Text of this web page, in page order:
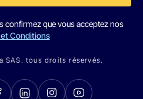
confirmez que vous acceptez nos
Conditions
SAS. tous droits réservés.